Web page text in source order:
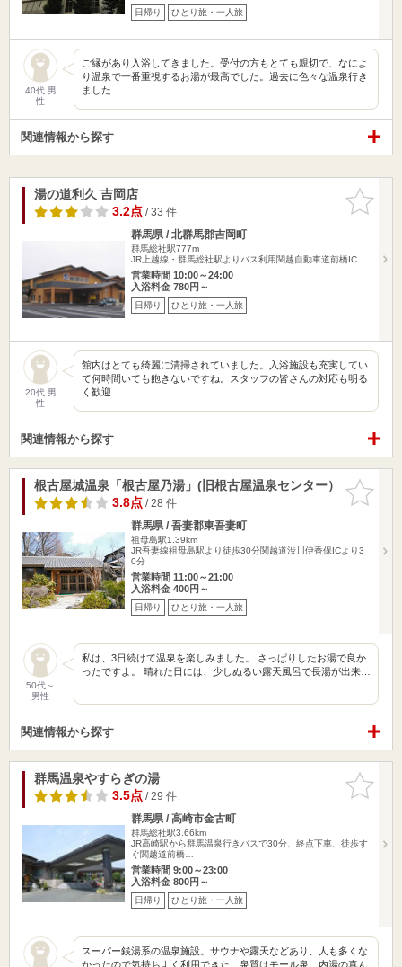
日帰り ひとり旅・一人旅
40代 男
性
ご縁があり入浴してきました。受付の方もとても親切で、なによ
り温泉で一番重視するお湯が最高でした。過去に色々な温泉行き
ました…
関連情報から探す
お気に入
りに追加
湯の道利久 吉岡店
3.2点/ 33 件
群馬県 / 北群馬郡吉岡町
群馬総社駅777m
JR上越線・群馬総社駅よりバス利用関越自動車道前橋IC
営業時間 10:00～24:00
入浴料金 780円～
日帰り ひとり旅・一人旅
20代 男
性
館内はとても綺麗に清掃されていました。入浴施設も充実してい
て何時間いても飽きないですね。スタッフの皆さんの対応も明る
く歓迎…
関連情報から探す
お気に入
りに追加
根古屋城温泉「根古屋乃湯」(旧根古屋温泉センター）
3.8点/ 28 件
群馬県 / 吾妻郡東吾妻町
祖母島駅1.39km
JR吾妻線祖母島駅より徒歩30分関越道渋川伊香保ICより3
0分
営業時間 11:00～21:00
入浴料金 400円～
日帰り ひとり旅・一人旅
50代～
男性
私は、3日続けて温泉を楽しみました。 さっぱりしたお湯で良か
ったですよ。 晴れた日には、少しぬるい露天風呂で長湯が出来…
関連情報から探す
お気に入
りに追加
群馬温泉やすらぎの湯
3.5点/ 29 件
群馬県 / 高崎市金古町
群馬総社駅3.66km
JR高崎駅から群馬温泉行きバスで30分、終点下車、徒歩す
ぐ関越道前橋…
営業時間 9:00～23:00
入浴料金 800円～
日帰り ひとり旅・一人旅
スーパー銭湯系の温泉施設。サウナや露天などあり、人も多くな
かったので気持ちよく利用できた。泉質はモール泉。内湯の真ん